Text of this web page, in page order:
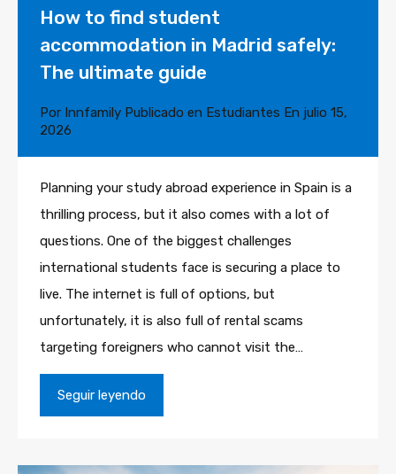
How to find student
accommodation in Madrid safely:
The ultimate guide
Por Innfamily Publicado en Estudiantes En julio 15,
2026
Planning your study abroad experience in Spain is a
thrilling process, but it also comes with a lot of
questions. One of the biggest challenges
international students face is securing a place to
live. The internet is full of options, but
unfortunately, it is also full of rental scams
targeting foreigners who cannot visit the…
Seguir leyendo